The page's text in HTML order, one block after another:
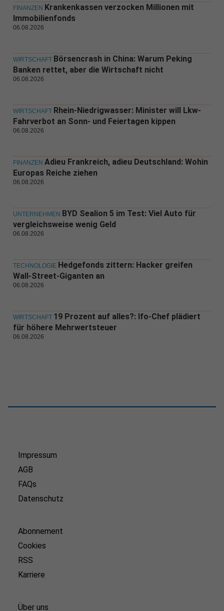
FINANZEN Krankenkassen verzocken Millionen mit
Immobilienfonds
06.08.2026
WIRTSCHAFT Börsencrash in China: Warum Peking
Banken rettet, aber die Wirtschaft nicht
06.08.2026
WIRTSCHAFT Rhein-Niedrigwasser: Minister will Lkw-
Fahrverbot an Sonn- und Feiertagen kippen
06.08.2026
FINANZEN Adieu Frankreich, adieu Deutschland: Wohin
Europas Reiche ziehen
06.08.2026
UNTERNEHMEN BYD Sealion 5 im Test: Viel Auto für
vergleichsweise wenig Geld
06.08.2026
TECHNOLOGIE Hedgefonds zittern: Hacker greifen
Wall-Street-Giganten an
06.08.2026
WIRTSCHAFT 19 Prozent auf alles?: Ifo-Chef plädiert
für höhere Mehrwertsteuer
06.08.2026
Impressum
AGB
FAQs
Datenschutz
Abonnement
Cookies
RSS
Karriere
Über uns